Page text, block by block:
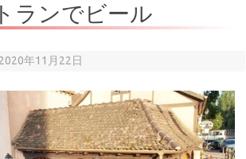
ランでビール
2020年11月22日